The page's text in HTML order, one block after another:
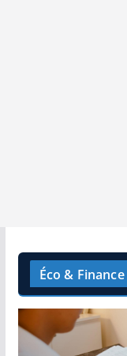
Éco & Finance